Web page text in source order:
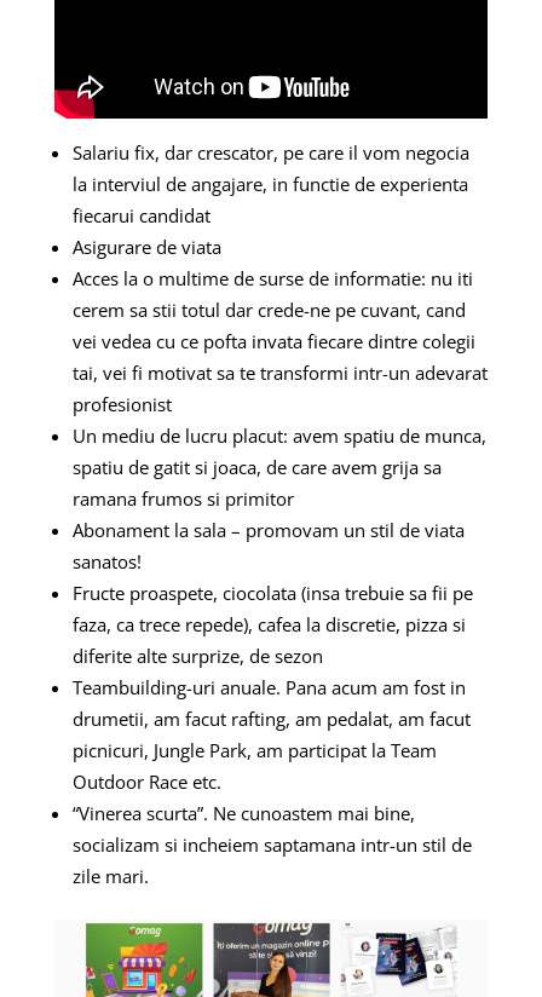
Salariu fix, dar crescator, pe care il vom negocia
la interviul de angajare, in functie de experienta
fiecarui candidat
Asigurare de viata
Acces la o multime de surse de informatie: nu iti
cerem sa stii totul dar crede-ne pe cuvant, cand
vei vedea cu ce pofta invata fiecare dintre colegii
tai, vei fi motivat sa te transformi intr-un adevarat
profesionist
Un mediu de lucru placut: avem spatiu de munca,
spatiu de gatit si joaca, de care avem grija sa
ramana frumos si primitor
Abonament la sala – promovam un stil de viata
sanatos!
Fructe proaspete, ciocolata (insa trebuie sa fii pe
faza, ca trece repede), cafea la discretie, pizza si
diferite alte surprize, de sezon
Teambuilding-uri anuale. Pana acum am fost in
drumetii, am facut rafting, am pedalat, am facut
picnicuri, Jungle Park, am participat la Team
Outdoor Race etc.
“Vinerea scurta”. Ne cunoastem mai bine,
socializam si incheiem saptamana intr-un stil de
zile mari.